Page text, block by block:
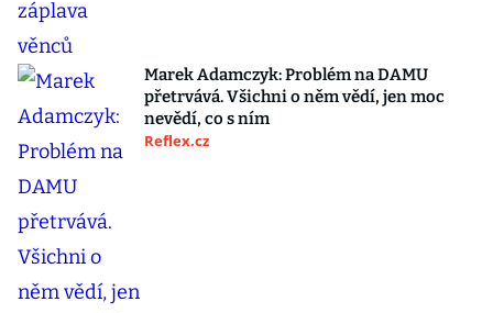
Marek Adamczyk: Problém na DAMU
přetrvává. Všichni o něm vědí, jen moc
nevědí, co s ním
Reflex.cz